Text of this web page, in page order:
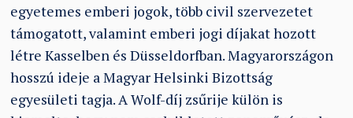
egyetemes emberi jogok, több civil szervezetet
támogatott, valamint emberi jogi díjakat hozott
létre Kasselben és Düsseldorfban. Magyarországon
hosszú ideje a Magyar Helsinki Bizottság
egyesületi tagja. A Wolf-díj zsűrije külön is